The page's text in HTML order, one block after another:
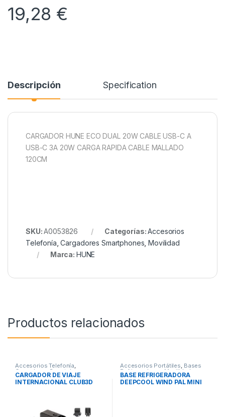
19,28 €
Descripción Specification
CARGADOR HUNE ECO DUAL 20W CABLE USB-C A
USB-C 3A 20W CARGA RAPIDA CABLE MALLADO
120CM
SKU:A0053826 Categorías:Accesorios
Telefonía ,Cargadores Smartphones ,Movilidad
Marca: HUNE
Productos relacionados
Accesorios Telefonía,
Cargadores Smartphones
Movilidad
CARGADOR DE VIAJE
INTERNACIONAL CLUB3D
Accesorios Portátiles, Bases
Refrigeradoras,Movilidad
BASE REFRIGERADORA
DEEPCOOL WIND PAL MINI